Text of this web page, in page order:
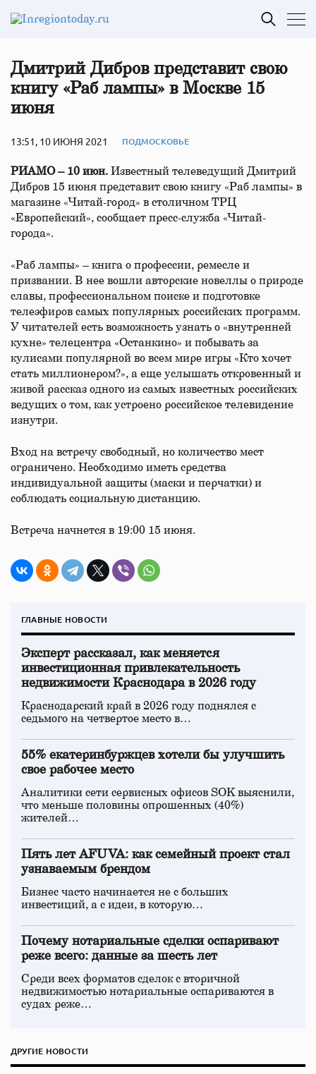
Дмитрий Дибров представит свою
книгу «Раб лампы» в Москве 15
июня
13:51, 10 ИЮНЯ 2021 ПОДМОСКОВЬЕ
РИАМО – 10 июн. Известный телеведущий Дмитрий
Дибров 15 июня представит свою книгу «Раб лампы» в
магазине «Читай-город» в столичном ТРЦ
«Европейский», сообщает пресс-служба «Читай-
города».
«Раб лампы» – книга о профессии, ремесле и
призвании. В нее вошли авторские новеллы о природе
славы, профессиональном поиске и подготовке
телеэфиров самых популярных российских программ.
У читателей есть возможность узнать о «внутренней
кухне» телецентра «Останкино» и побывать за
кулисами популярной во всем мире игры «Кто хочет
стать миллионером?», а еще услышать откровенный и
живой рассказ одного из самых известных российских
ведущих о том, как устроено российское телевидение
изнутри.
Вход на встречу свободный, но количество мест
ограничено. Необходимо иметь средства
индивидуальной защиты (маски и перчатки) и
соблюдать социальную дистанцию.
Встреча начнется в 19:00 15 июня.
ГЛАВНЫЕ НОВОСТИ
Эксперт рассказал, как меняется
инвестиционная привлекательность
недвижимости Краснодара в 2026 году
Краснодарский край в 2026 году поднялся с
седьмого на четвертое место в…
55% екатеринбуржцев хотели бы улучшить
свое рабочее место
Аналитики сети сервисных офисов SOK выяснили,
что меньше половины опрошенных (40%)
жителей…
Пять лет AFUVA: как семейный проект стал
узнаваемым брендом
Бизнес часто начинается не с больших
инвестиций, а с идеи, в которую…
Почему нотариальные сделки оспаривают
реже всего: данные за шесть лет
Среди всех форматов сделок с вторичной
недвижимостью нотариальные оспариваются в
судах реже…
ДРУГИЕ НОВОСТИ